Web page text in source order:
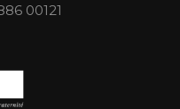
00121